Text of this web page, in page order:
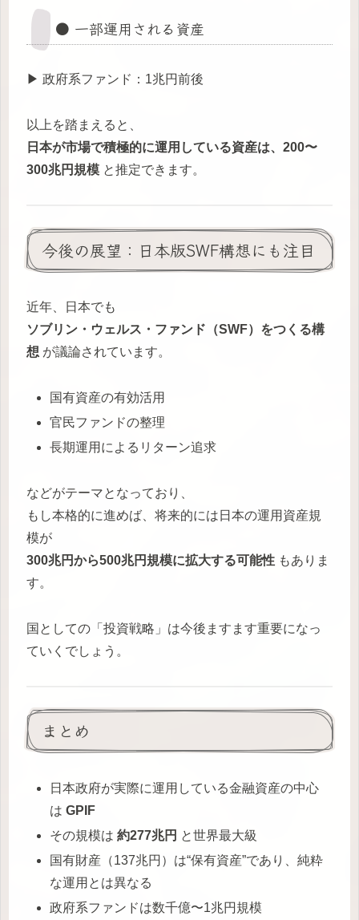
● 一部運用される資産
▶ 政府系ファンド：1兆円前後
以上を踏まえると、
日本が市場で積極的に運用している資産は、200〜
300兆円規模 と推定できます。
今後の展望：日本版SWF構想にも注目
近年、日本でも
ソブリン・ウェルス・ファンド（SWF）をつくる構
想 が議論されています。
国有資産の有効活用
官民ファンドの整理
長期運用によるリターン追求
などがテーマとなっており、
もし本格的に進めば、将来的には日本の運用資産規
模が
300兆円から500兆円規模に拡大する可能性 もありま
す。
国としての「投資戦略」は今後ますます重要になっ
ていくでしょう。
まとめ
日本政府が実際に運用している金融資産の中心
はGPIF
その規模は約277兆円 と世界最大級
国有財産（137兆円）は“保有資産”であり、純粋
な運用とは異なる
政府系ファンドは数千億〜1兆円規模